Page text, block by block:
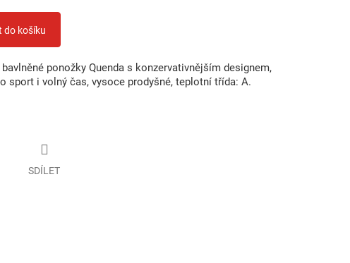
do košíku
ponožky Quenda s konzervativnějším designem,
sport i volný čas, vysoce prodyšné, teplotní třída: A.
SDÍLET